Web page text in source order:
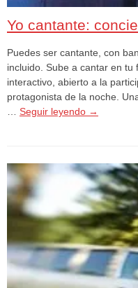
Yo cantante:
Puedes ser cantante, con
incluido. Sube a cantar en
interactivo, abierto a la
protagonista de la noche.
Seguir leyendo →